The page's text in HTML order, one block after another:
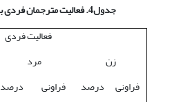
جدول4. فعالیت مترجمان فردی بر اساس جنسیت
فعالیت فردی
زن
مرد
فراونی
درصد فراونی درصد